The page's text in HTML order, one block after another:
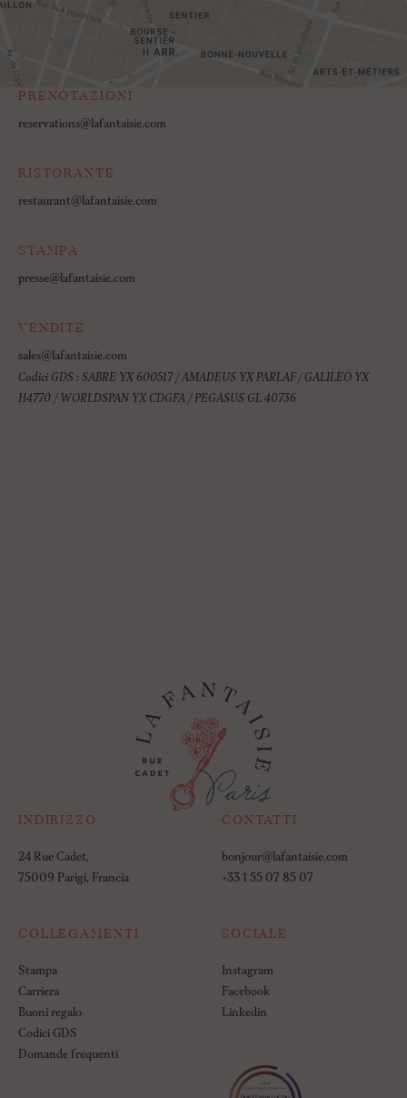
PRENOTAZIONI
reservations@lafantaisie.com
RISTORANTE
restaurant@lafantaisie.com
STAMPA
presse@lafantaisie.com
VENDITE
sales@lafantaisie.com
Codici GDS : SABRE YX 600517 / AMADEUS YX PARLAF / GALILEO YX
H4770 / WORLDSPAN YX CDGFA / PEGASUS GL 40736
INDIRIZZO
24 Rue Cadet,
75009 Parigi, Francia
CONTATTI
bonjour@lafantaisie.com
+33 1 55 07 85 07
COLLEGAMENTI
Stampa
Carriera
Buoni regalo
Codici GDS
Domande frequenti
SOCIALE
Instagram
Facebook
Linkedin